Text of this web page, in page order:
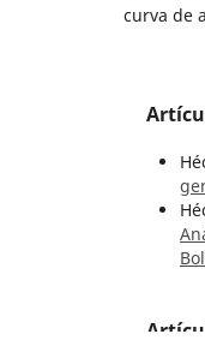
curva de